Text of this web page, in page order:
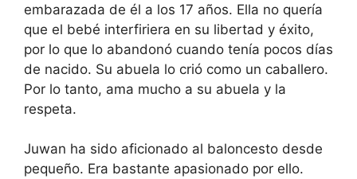
embarazada de él a los 17 años. Ella no quería
que el bebé interfiriera en su libertad y éxito,
por lo que lo abandonó cuando tenía pocos días
de nacido. Su abuela lo crió como un caballero.
Por lo tanto, ama mucho a su abuela y la
respeta.
Juwan ha sido aficionado al baloncesto desde
pequeño. Era bastante apasionado por ello.